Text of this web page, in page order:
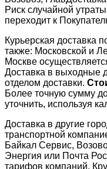
Риск случайной
переходит к
Курьерская доставка
также: Московской и
Москве
Доставка в выходные
отделом доставки.
Более точную сумму
уточнить, используя
Доставка в другие
транспортной
Байкал Сервис,
Энергия или Почта
тарифов компаний.